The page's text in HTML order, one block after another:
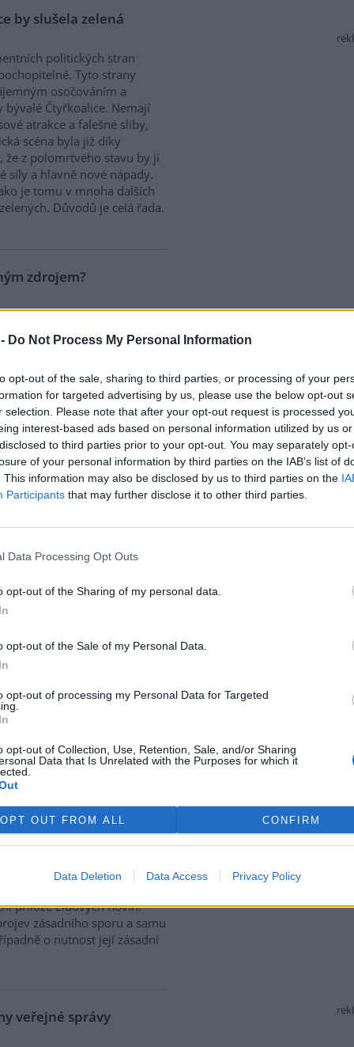
Do Not Process My Personal Information
opt-out of the sale, sharing to third parties, or processing of your
for targeted advertising by us, please use the below opt-out
selection. Please note that after your opt-out request is processed
interest-based ads based on personal information utilized by us
to third parties prior to your opt-out. You may separately
of your personal information by third parties on the IAB’s list of
This information may also be disclosed by us to third parties on the
Participants that may further disclose it to other third parties.
Data Processing Opt Outs
opt-out of the Sharing of my personal data.
opt-out of the Sale of my Personal Data.
opt-out of processing my Personal Data for Targeted
opt-out of Collection, Use, Retention, Sale, and/or Sharing
Data that Is Unrelated with the Purposes for which it
OPT OUT FROM ALL CONFIRM
Data Deletion Data Access Privacy Policy
by slušela zelená
politických stran
Tyto strany
osočováním a
Čtyřkoalice. Nemají
atrakce a falešné sliby,
scéna byla již díky
že z polomrtvého stavu by ji
síly a hlavně nové nápady.
je tomu v mnoha dalších
Důvodů je celá řada.
zdrojem?
pan Brezina kritizujeza
Pan Brezina uvádí: "Jako
Batelka vodu a vzduch.
k diskusi o životním
případech jde totiž o zdroje
nemizejí."
s Klausem
(EkoList 24. února),
a cílených manipulací", které
Netrpím žádným zvláštním
ekologii jako
jako eutoritářské
vše vyřeší trh - přesto se
totiž mimo jiné věcně
světu podle ekologistů
v reálných faktech.
o zájmy?
aspekt Klausova myšlení, i
Dokonce chci ukázat, že
dostaneme
na mysli spor o to, jestli v
o zájmy. Jsem přesvědčen,
někdy skrývají za hesla o
mi ale abych předeslal, že
jen za předvolební
příloze Lidových novin.
zásadního sporu a samu
o nutnost její zásadní
veřejné správy